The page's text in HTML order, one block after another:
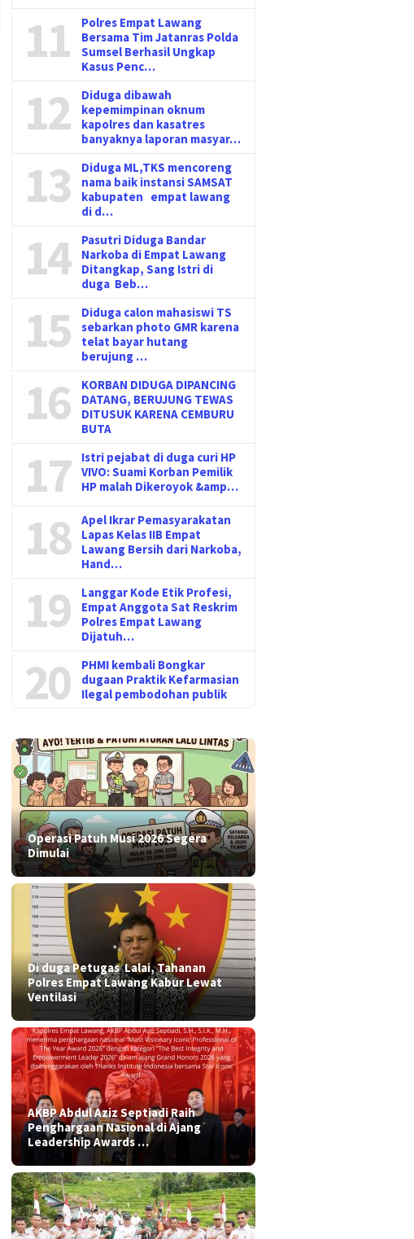
11
Polres Empat Lawang
Bersama Tim Jatanras Polda
Sumsel Berhasil Ungkap
Kasus Penc…
12
Diduga dibawah
kepemimpinan oknum
kapolres dan kasatres
banyaknya laporan masyar…
13
Diduga ML,TKS mencoreng
nama baik instansi SAMSAT
kabupaten empat lawang
di d…
14
Pasutri Diduga Bandar
Narkoba di Empat Lawang
Ditangkap, Sang Istri di
duga Beb…
15
Diduga calon mahasiswi TS
sebarkan photo GMR karena
telat bayar hutang
berujung …
16
KORBAN DIDUGA DIPANCING
DATANG, BERUJUNG TEWAS
DITUSUK KARENA CEMBURU
BUTA
17
Istri pejabat di duga curi HP
VIVO: Suami Korban Pemilik
HP malah Dikeroyok &amp…
18
Apel Ikrar Pemasyarakatan
Lapas Kelas IIB Empat
Lawang Bersih dari Narkoba,
Hand…
19
Langgar Kode Etik Profesi,
Empat Anggota Sat Reskrim
Polres Empat Lawang
Dijatuh…
20
PHMI kembali Bongkar
dugaan Praktik Kefarmasian
Ilegal pembodohan publik
Operasi Patuh Musi 2026 Segera
Dimulai
​Di duga Petugas Lalai, Tahanan
Polres Empat Lawang Kabur Lewat
Ventilasi
AKBP Abdul Aziz Septiadi Raih
Penghargaan Nasional di Ajang
Leadership Awards …